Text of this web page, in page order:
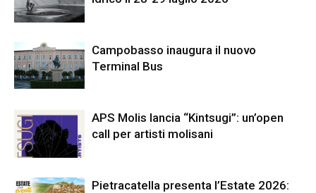
Campobasso inaugura il nuovo
Terminal Bus
APS Molis lancia “Kintsugi”: un’open
call per artisti molisani
Pietracatella presenta l’Estate 2026: